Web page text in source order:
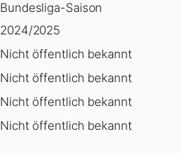
Bundesliga-Saison
2024/2025
Nicht öffentlich bekannt
Nicht öffentlich bekannt
Nicht öffentlich bekannt
Nicht öffentlich bekannt